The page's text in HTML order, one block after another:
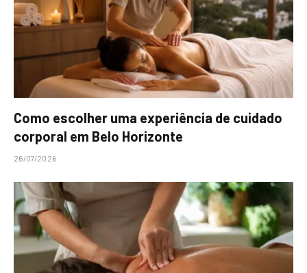
Como escolher uma experiência de cuidado
corporal em Belo Horizonte
26/07/2026